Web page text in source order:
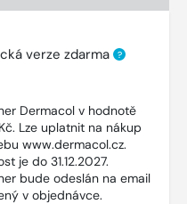
verze zdarma ?
Dermacol v hodnotě
Lze uplatnit na nákup
www.dermacol.cz.
je do 31.12.2027.
bude odeslán na email
v objednávce.